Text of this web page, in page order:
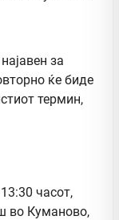
за
ќе биде
термин,
часот,
во Куманово,